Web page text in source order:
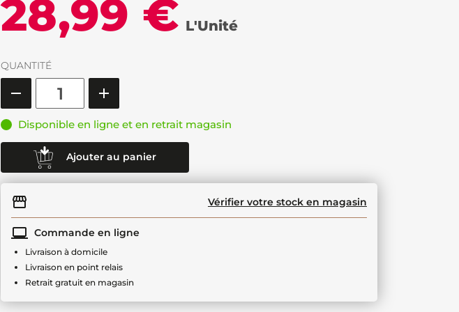
28,99 € L'Unité
QUANTITÉ
Disponible en ligne et en retrait magasin
Ajouter au panier
Vérifier votre stock en magasin
Commande en ligne
Livraison à domicile
Livraison en point relais
Retrait gratuit en magasin